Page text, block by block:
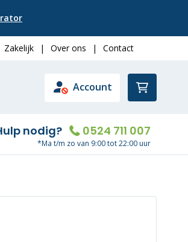
Zakelijk | Over ons | Contact
Account
nodig? 0524 711 007
*Ma t/m zo van 9:00 tot 22:00 uur